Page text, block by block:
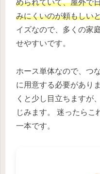
められていて、屋外で
みにくいのが頼もしい
イズなので、多くの家
せやすいです。
ホース単体なので、つ
に用意する必要があり
くと少し目立ちますが
じみます。 迷ったらこ
一本です。